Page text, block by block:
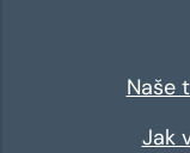
Naše
Jak